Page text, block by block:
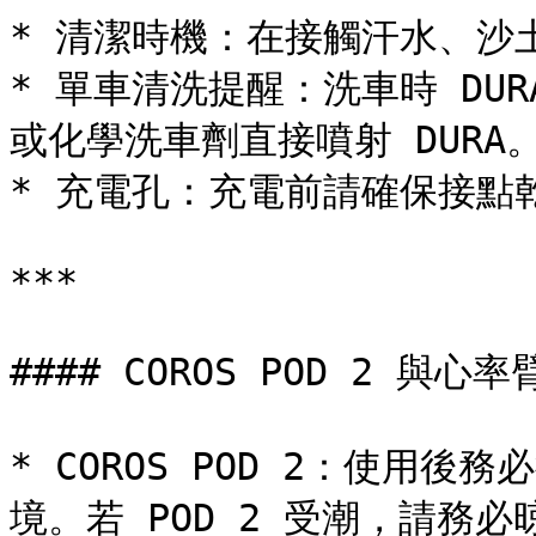
* 清潔時機：在接觸汗水、沙
* 單車清洗提醒：洗車時
或化學洗車劑直接噴射 DURA
* 充電孔：充電前請確保接點
***
#### COROS POD 2 與心率
* COROS POD 2：使用後務
境。若 POD 2 受潮，請務必